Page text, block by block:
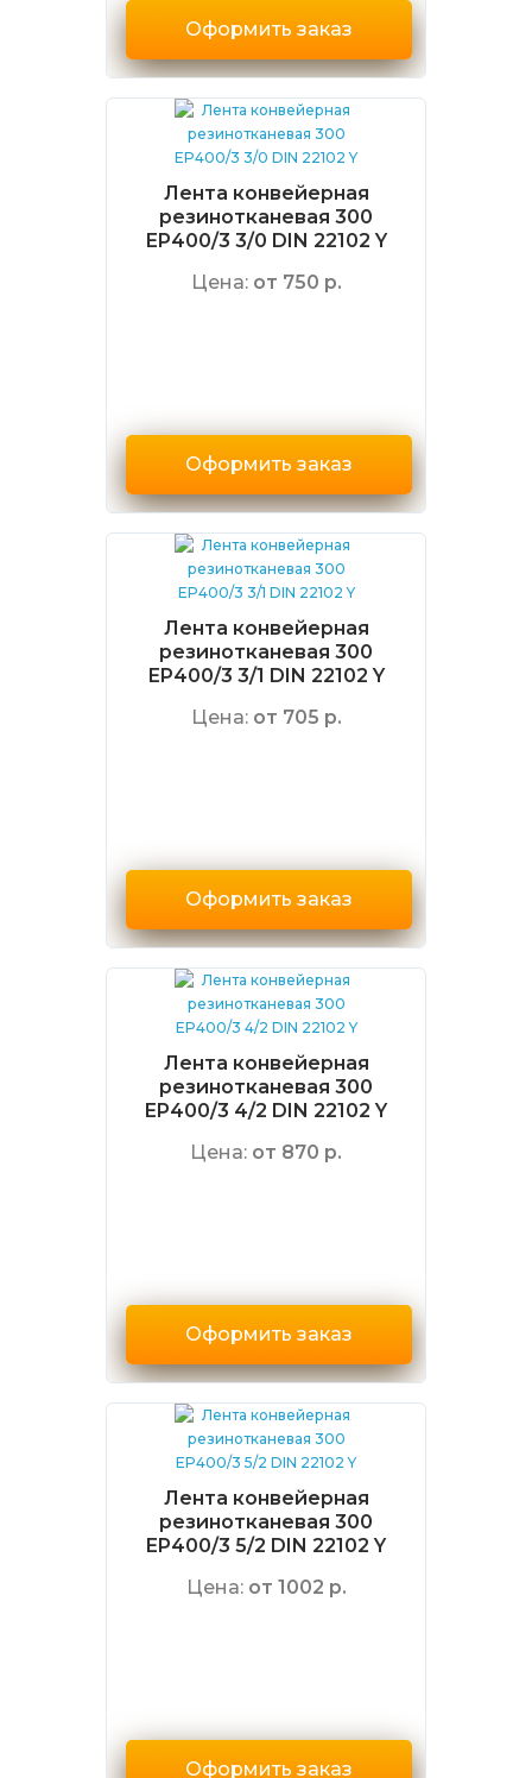
Оформить заказ
Лента конвейерная
резинотканевая 300
EP400/3 3/0 DIN 22102 Y
Цена: от 750 р.
Оформить заказ
Лента конвейерная
резинотканевая 300
EP400/3 3/1 DIN 22102 Y
Цена: от 705 р.
Оформить заказ
Лента конвейерная
резинотканевая 300
EP400/3 4/2 DIN 22102 Y
Цена: от 870 р.
Оформить заказ
Лента конвейерная
резинотканевая 300
EP400/3 5/2 DIN 22102 Y
Цена: от 1002 р.
Оформить заказ